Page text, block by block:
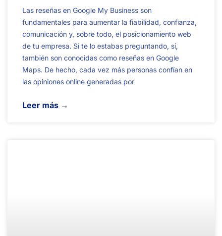
Las reseñas en Google My Business son
fundamentales para aumentar la fiabilidad, confianza,
comunicación y, sobre todo, el posicionamiento web
de tu empresa. Si te lo estabas preguntando, sí,
también son conocidas como reseñas en Google
Maps. De hecho, cada vez más personas confían en
las opiniones online generadas por
Leer más →